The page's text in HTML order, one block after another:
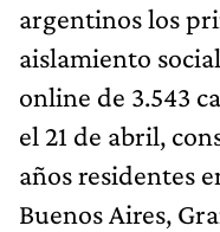
argentinos los
aislamiento
online de 3.543
el 21 de abril,
años residentes
Buenos Aires,